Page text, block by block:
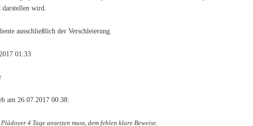
darstellen wird.
ausschließlich der Verschleierung.
01:33
am 26.07.2017 00:38:
4 Tage ansetzen muss, dem fehlen klare Beweise.